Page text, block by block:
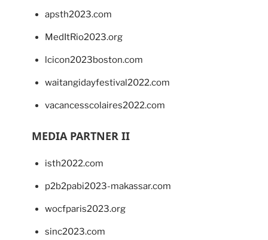
apsth2023.com
MedItRio2023.org
lcicon2023boston.com
waitangidayfestival2022.com
vacancesscolaires2022.com
MEDIA PARTNER II
isth2022.com
p2b2pabi2023-makassar.com
wocfparis2023.org
sinc2023.com